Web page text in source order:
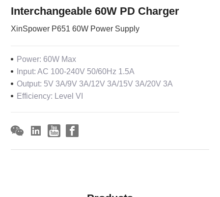
Interchangeable 60W PD Charger
XinSpower P651 60W Power Supply
Power: 60W Max
Input: AC 100-240V 50/60Hz 1.5A
Output: 5V 3A/9V 3A/12V 3A/15V 3A/20V 3A
Efficiency: Level VI